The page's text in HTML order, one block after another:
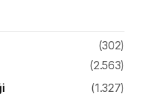
(302)
(2.563)
(1.327)